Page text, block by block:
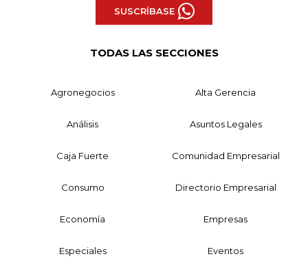
SUSCRÍBASE
TODAS LAS SECCIONES
Agronegocios Alta Gerencia
Análisis Asuntos Legales
Caja Fuerte Comunidad Empresarial
Consumo Directorio Empresarial
Economía Empresas
Especiales Eventos